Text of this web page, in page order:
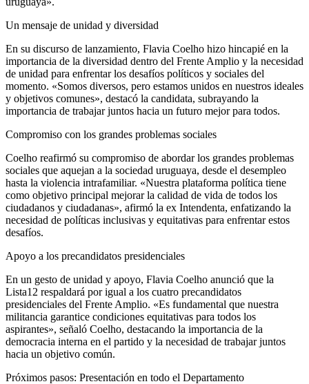
Un mensaje de unidad y diversidad
En su discurso de lanzamiento, Flavia Coelho hizo hincapié en la
importancia de la diversidad dentro del Frente Amplio y la necesidad
de unidad para enfrentar los desafíos políticos y sociales del
momento. «Somos diversos, pero estamos unidos en nuestros ideales
y objetivos comunes», destacó la candidata, subrayando la
importancia de trabajar juntos hacia un futuro mejor para todos.
Compromiso con los grandes problemas sociales
Coelho reafirmó su compromiso de abordar los grandes problemas
sociales que aquejan a la sociedad uruguaya, desde el desempleo
hasta la violencia intrafamiliar. «Nuestra plataforma política tiene
como objetivo principal mejorar la calidad de vida de todos los
ciudadanos y ciudadanas», afirmó la ex Intendenta, enfatizando la
necesidad de políticas inclusivas y equitativas para enfrentar estos
desafíos.
Apoyo a los precandidatos presidenciales
En un gesto de unidad y apoyo, Flavia Coelho anunció que la
Lista12 respaldará por igual a los cuatro precandidatos
presidenciales del Frente Amplio. «Es fundamental que nuestra
militancia garantice condiciones equitativas para todos los
aspirantes», señaló Coelho, destacando la importancia de la
democracia interna en el partido y la necesidad de trabajar juntos
hacia un objetivo común.
Próximos pasos: Presentación en todo el Departamento